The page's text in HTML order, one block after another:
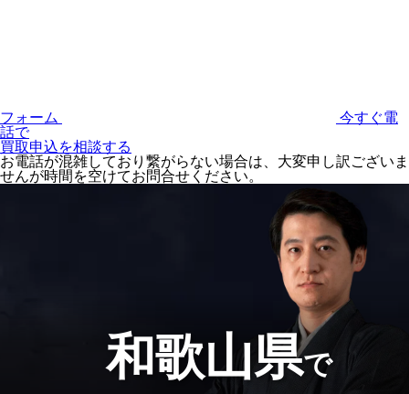
フォーム
今すぐ電
話で
買取申込を相談する
お電話が混雑しており繋がらない場合は、大変申し訳ございま
せんが時間を空けてお問合せください。
和歌山県で